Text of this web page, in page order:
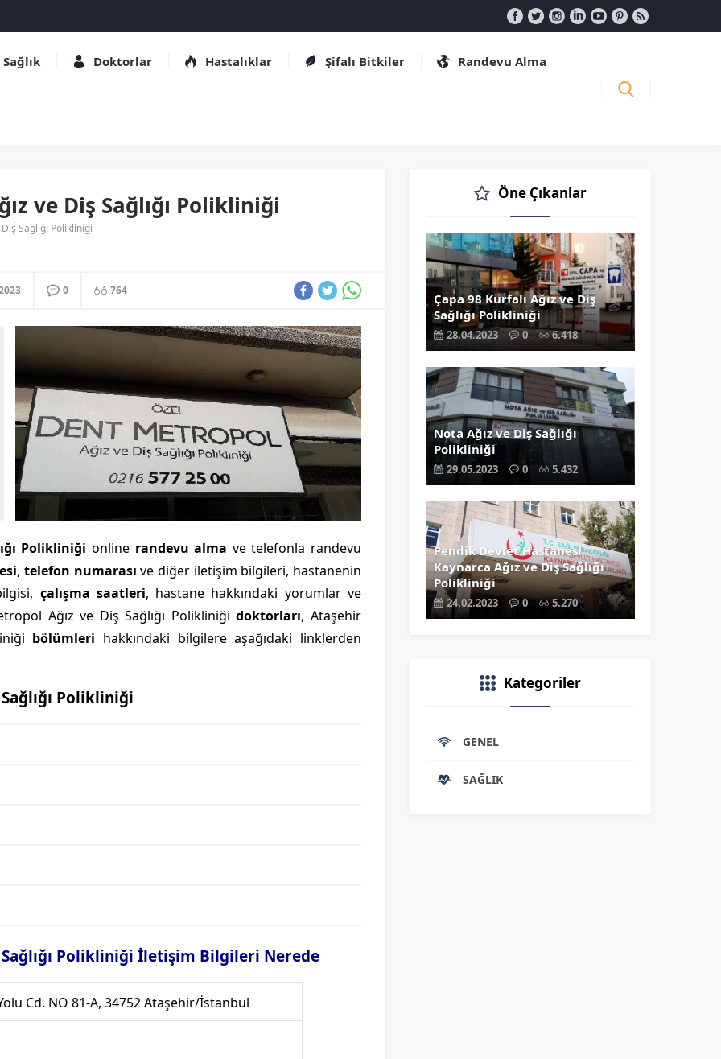
Sağlık Doktorlar Hastalıklar Şifalı Bitkiler Randevu Alma
ve Diş Sağlığı Polikliniği
Sağlığı Polikliniği
0 764
Polikliniği online randevu alma ve telefonla randevu
,telefon numarası ve diğer iletişim bilgileri, hastanenin
çalışma saatleri, hastane hakkındaki yorumlar ve
Ağız ve Diş Sağlığı Polikliniğidoktorları, Ataşehir
bölümleri hakkındaki bilgilere aşağıdaki linklerden
Polikliniği
Polikliniği İletişim Bilgileri Nerede
Cd. NO 81-A, 34752 Ataşehir/İstanbul
Öne Çıkanlar
Çapa 98 Kurfalı Ağız ve Diş
Sağlığı Polikliniği
28.04.2023 0 6.418
Nota Ağız ve Diş Sağlığı
Polikliniği
29.05.2023 0 5.432
Pendik Devlet Hastanesi
Kaynarca Ağız ve Diş Sağlığı
Polikliniği
24.02.2023 0 5.270
Kategoriler
GENEL
SAĞLIK